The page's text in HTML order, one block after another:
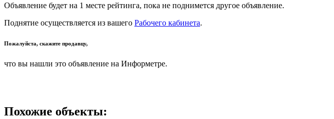
Объявление будет на 1 месте рейтинга, пока не поднимется другое объявление.
Поднятие осуществляется из вашего Рабочего кабинета.
Пожалуйста, скажите продавцу,
что вы нашли это объявление на Информетре.
Похожие объекты: